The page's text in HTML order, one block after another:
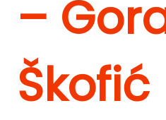
–
Škofić